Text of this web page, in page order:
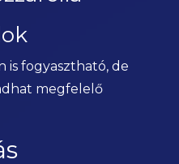
is fogyasztható, de
megfelelő